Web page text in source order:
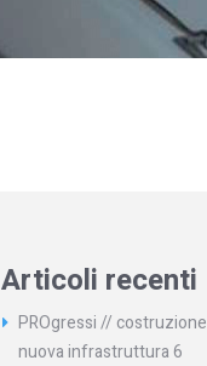
Articoli recenti
PROgressi // costruzione
nuova infrastruttura 6